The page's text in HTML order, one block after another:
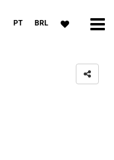
PT BRL